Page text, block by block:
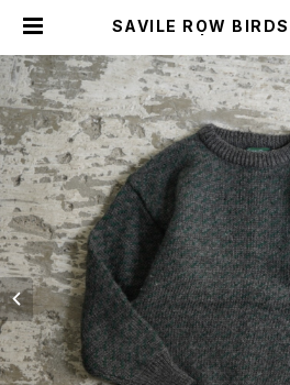
SAVILE ROW